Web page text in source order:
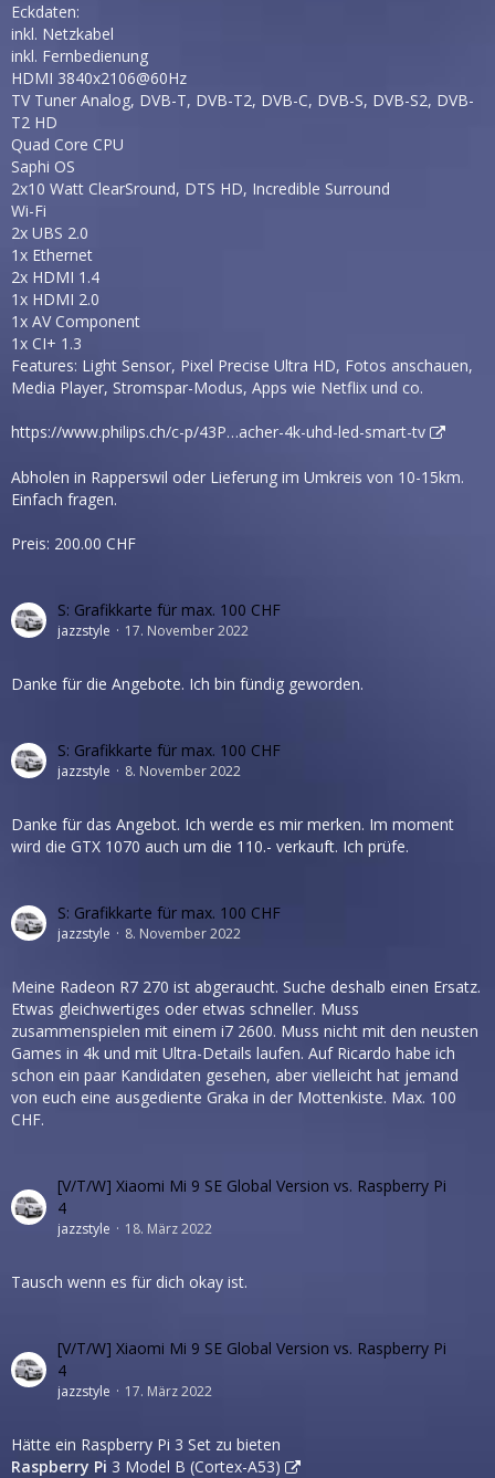
Eckdaten:
inkl. Netzkabel
inkl. Fernbedienung
HDMI 3840x2106@60Hz
TV Tuner Analog, DVB-T, DVB-T2, DVB-C, DVB-S, DVB-S2, DVB-
T2 HD
Quad Core CPU
Saphi OS
2x10 Watt ClearSround, DTS HD, Incredible Surround
Wi-Fi
2x UBS 2.0
1x Ethernet
2x HDMI 1.4
1x HDMI 2.0
1x AV Component
1x CI+ 1.3
Features: Light Sensor, Pixel Precise Ultra HD, Fotos anschauen,
Media Player, Stromspar-Modus, Apps wie Netflix und co.
https://www.philips.ch/c-p/43P…acher-4k-uhd-led-smart-tv
Abholen in Rapperswil oder Lieferung im Umkreis von 10-15km.
Einfach fragen.
Preis: 200.00 CHF
S: Grafikkarte für max. 100 CHF
jazzstyle 17. November 2022
Danke für die Angebote. Ich bin fündig geworden.
S: Grafikkarte für max. 100 CHF
jazzstyle 8. November 2022
Danke für das Angebot. Ich werde es mir merken. Im moment
wird die GTX 1070 auch um die 110.- verkauft. Ich prüfe.
S: Grafikkarte für max. 100 CHF
jazzstyle 8. November 2022
Meine Radeon R7 270 ist abgeraucht. Suche deshalb einen Ersatz.
Etwas gleichwertiges oder etwas schneller. Muss
zusammenspielen mit einem i7 2600. Muss nicht mit den neusten
Games in 4k und mit Ultra-Details laufen. Auf Ricardo habe ich
schon ein paar Kandidaten gesehen, aber vielleicht hat jemand
von euch eine ausgediente Graka in der Mottenkiste. Max. 100
CHF.
[V/T/W] Xiaomi Mi 9 SE Global Version vs. Raspberry Pi
4
jazzstyle 18. März 2022
Tausch wenn es für dich okay ist.
[V/T/W] Xiaomi Mi 9 SE Global Version vs. Raspberry Pi
4
jazzstyle 17. März 2022
Hätte ein Raspberry Pi 3 Set zu bieten
Raspberry Pi 3 Model B (Cortex-A53)